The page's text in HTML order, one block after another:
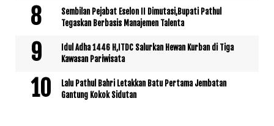
Sembilan Pejabat Eselon II Dimutasi,Bupati Pathul
Tegaskan Berbasis Manajemen Talenta
Idul Adha 1446 H,ITDC Salurkan Hewan Kurban di Tiga
Kawasan Pariwisata
Lalu Pathul Bahri Letakkan Batu Pertama Jembatan
Gantung Kokok Sidutan